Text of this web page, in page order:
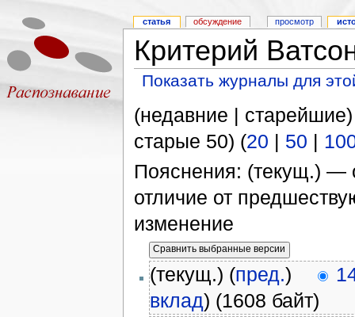
Критерий
Показать журналы для
(недавние |
старые 50) (20 | 50 |
Пояснения: (текущ.) —
отличие от
изменение
(текущ.) (пред.)
вклад) (1608 байт)
статья обсуждение просмотр